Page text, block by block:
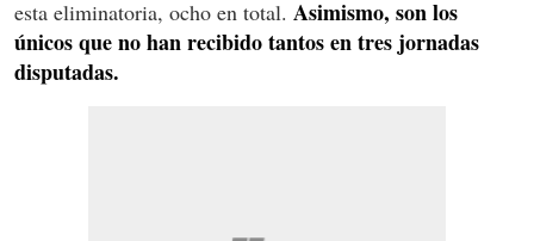
esta eliminatoria, ocho en total. Asimismo, son los
únicos que no han recibido tantos en tres jornadas
disputadas.